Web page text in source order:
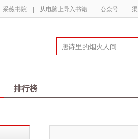
采薇书院 | 从电脑上导入书籍 | 公众号 |
排行榜